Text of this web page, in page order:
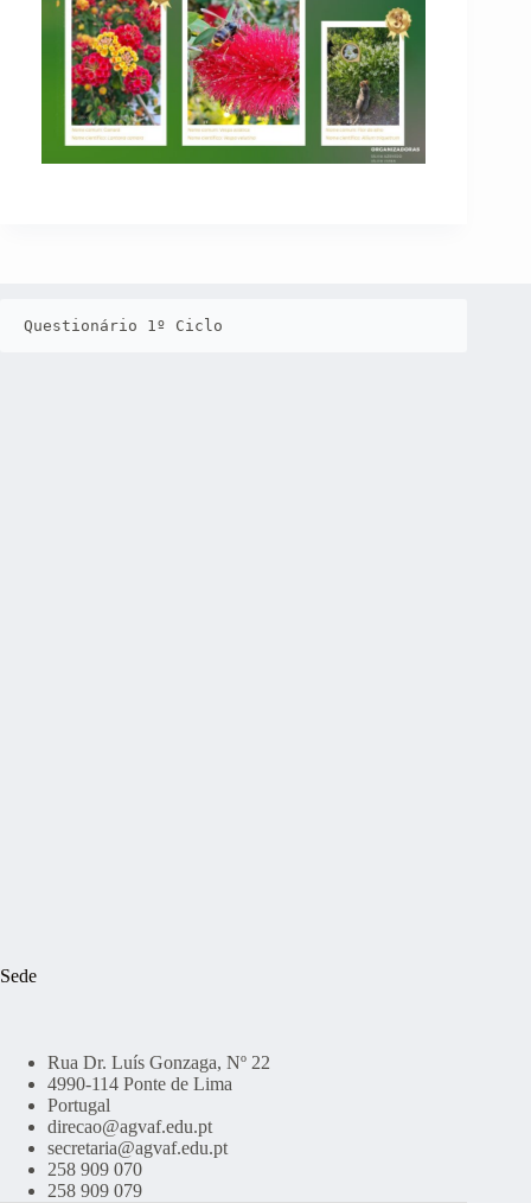
Questionário 1º Ciclo
Sede
Rua Dr. Luís Gonzaga, Nº 22
4990-114 Ponte de Lima
Portugal
direcao@agvaf.edu.pt
secretaria@agvaf.edu.pt
258 909 070
258 909 079